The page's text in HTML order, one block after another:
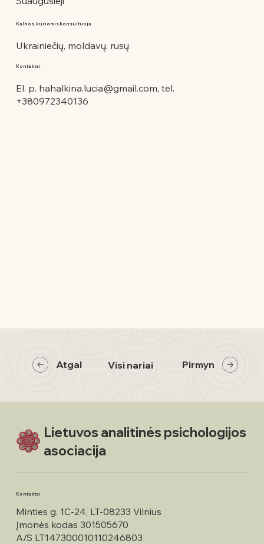
Kalbos, kuriomis konsultuoja
Ukrainiečių, moldavų, rusų
Kontaktai
El. p. hahalkina.lucia@gmail.com, tel.
+380972340136
Atgal Pirmyn
Visi nariai
Lietuvos analitinės psichologijos
asociacija
Kontaktai
Minties g. 1C-24, LT-08233 Vilnius
Įmonės kodas 301505670
A/S LT147300010110246803